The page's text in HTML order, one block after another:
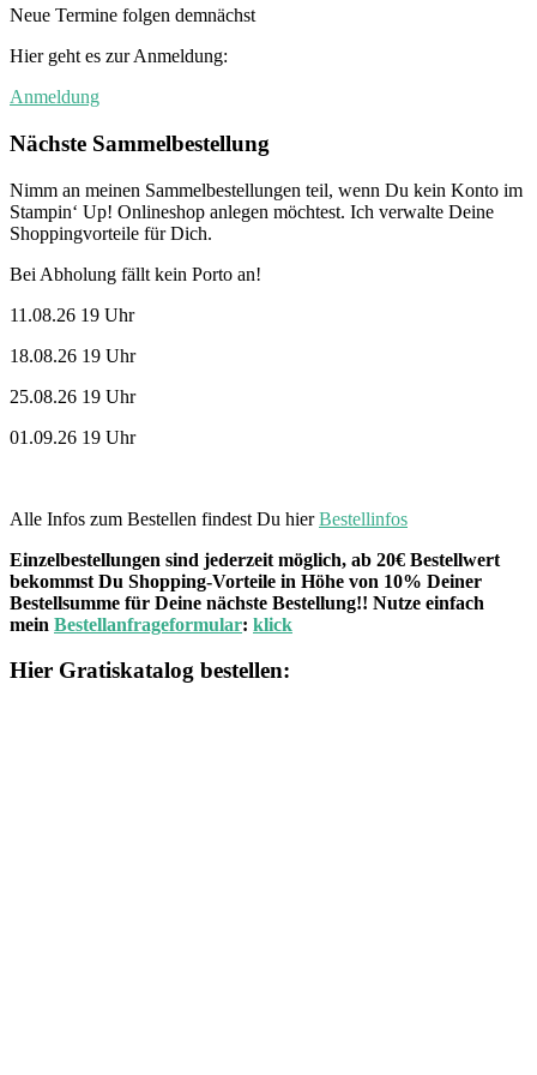
Neue Termine folgen demnächst
Hier geht es zur Anmeldung:
Anmeldung
Nächste Sammelbestellung
Nimm an meinen Sammelbestellungen teil, wenn Du kein Konto im
Stampin‘ Up! Onlineshop anlegen möchtest. Ich verwalte Deine
Shoppingvorteile für Dich.
Bei Abholung fällt kein Porto an!
11.08.26 19 Uhr
18.08.26 19 Uhr
25.08.26 19 Uhr
01.09.26 19 Uhr
Alle Infos zum Bestellen findest Du hierBestellinfos
Einzelbestellungen sind jederzeit möglich, ab 20€ Bestellwert
bekommst Du Shopping-Vorteile in Höhe von 10% Deiner
Bestellsumme für Deine nächste Bestellung!! Nutze einfach
mein Bestellanfrageformular: klick
Hier Gratiskatalog bestellen: